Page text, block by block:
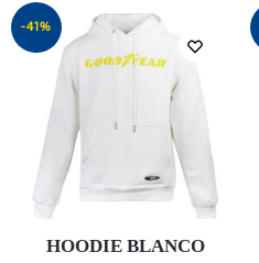
-41%
HOODIE BLANCO